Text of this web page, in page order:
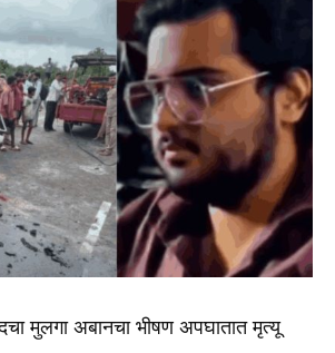
मुलगा अबानचा भीषण अपघातात मृत्यू